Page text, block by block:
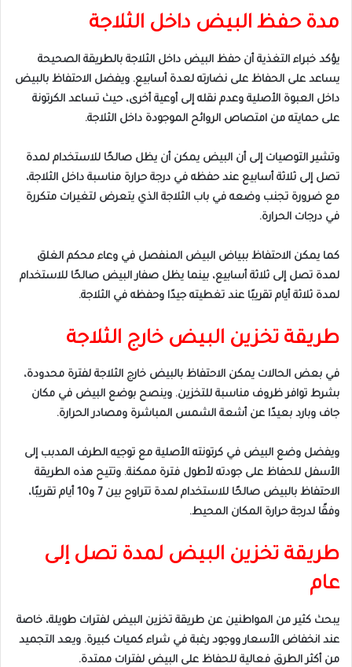
مدة حفظ البيض داخل الثلاجة
يؤكد خبراء التغذية أن حفظ البيض داخل الثلاجة بالطريقة الصحيحة
يساعد على الحفاظ على نضارته لعدة أسابيع. ويفضل الاحتفاظ بالبيض
داخل العبوة الأصلية وعدم نقله إلى أوعية أخرى، حيث تساعد الكرتونة
على حمايته من امتصاص الروائح الموجودة داخل الثلاجة.
وتشير التوصيات إلى أن البيض يمكن أن يظل صالحًا للاستخدام لمدة
تصل إلى ثلاثة أسابيع عند حفظه في درجة حرارة مناسبة داخل الثلاجة،
مع ضرورة تجنب وضعه في باب الثلاجة الذي يتعرض لتغيرات متكررة
في درجات الحرارة.
كما يمكن الاحتفاظ ببياض البيض المنفصل في وعاء محكم الغلق
لمدة تصل إلى ثلاثة أسابيع، بينما يظل صفار البيض صالحًا للاستخدام
لمدة ثلاثة أيام تقريبًا عند تغطيته جيدًا وحفظه في الثلاجة.
طريقة تخزين البيض خارج الثلاجة
في بعض الحالات يمكن الاحتفاظ بالبيض خارج الثلاجة لفترة محدودة،
بشرط توافر ظروف مناسبة للتخزين. وينصح بوضع البيض في مكان
جاف وبارد بعيدًا عن أشعة الشمس المباشرة ومصادر الحرارة.
ويفضل وضع البيض في كرتونته الأصلية مع توجيه الطرف المدبب إلى
الأسفل للحفاظ على جودته لأطول فترة ممكنة. وتتيح هذه الطريقة
الاحتفاظ بالبيض صالحًا للاستخدام لمدة تتراوح بين 7 و10 أيام تقريبًا،
وفقًا لدرجة حرارة المكان المحيط.
طريقة تخزين البيض لمدة تصل إلى
عام
يبحث كثير من المواطنين عن طريقة تخزين البيض لفترات طويلة، خاصة
عند انخفاض الأسعار ووجود رغبة في شراء كميات كبيرة. ويعد التجميد
من أكثر الطرق فعالية للحفاظ على البيض لفترات ممتدة.